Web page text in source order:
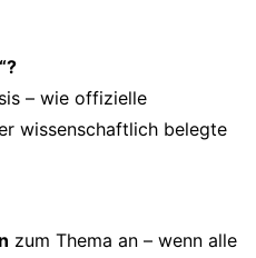
– wie offizielle
wissenschaftlich belegte
zum Thema an – wenn alle